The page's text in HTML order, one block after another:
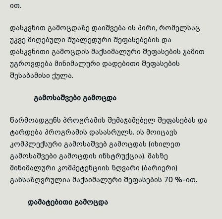
ით.
დასკვნით გამოცდაზე დაიშვება ის პირი, რომელსაც
უკვე მი­ღე­ბული შუალედური შეფასებების და
დასკვნითი გამოცდის მაქსიმალური შეფასების ჯამით
უგროვდება მინიმალური დადებითი შეფასების
შესაბამისი ქულა.
გამოსაშვები გამოცდა
წარმოადგენს პროგრამის შემაჯამებელ შეფასებას და
ტარდება პროგ­რა­მის დასასრულს. ის მოიცავს
კომპლექსური გამოსაშვებ გამოცდას (იხილეთ
გამოსაშვები გამოცდის ინსტრუქცია). მასზე
მინიმალური კომპეტენციის ზღვარი (ბარიერი)
განსაზღვრულია მაქსიმალური შეფასების 70 %-ით.
დამატებითი გამოცდა